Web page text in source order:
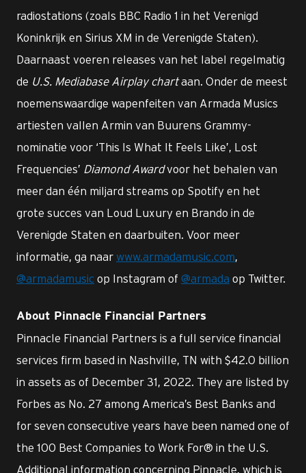
radiostations (zoals BBC Radio 1 in het Verenigd
Koninkrijk en Sirius XM in de Verenigde Staten).
Daarnaast voeren releases van het label regelmatig
de U.S. Mediabase Airplay chartaan. Onder de meest
noemenswaardige wapenfeiten van Armada Musics
artiesten vallen Armin van Buurens Grammy-
nominatie voor ‘This Is What It Feels Like’, Lost
Frequencies’ Diamond Awardvoor het behalen van
meer dan één miljard streams op Spotify en het
grote succes van Loud Luxury en Brando in de
Verenigde Staten en daarbuiten. Voor meer
informatie, ga naar www.armadamusic.com,
@armadamusic op Instagram of @armada op Twitter.
About Pinnacle Financial Partners
Pinnacle Financial Partners is a full service financial
services firm based in Nashville, TN with $42.0 billion
in assets as of December 31, 2022. They are listed by
Forbes as No. 27 among America’s Best Banks and
for seven consecutive years have been named one of
the 100 Best Companies to Work For® in the U.S.
Additional information concerning Pinnacle, which is